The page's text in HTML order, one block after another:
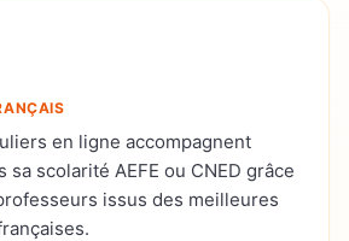
en ligne accompagnent
sa scolarité AEFE ou CNED grâce
issus des meilleures